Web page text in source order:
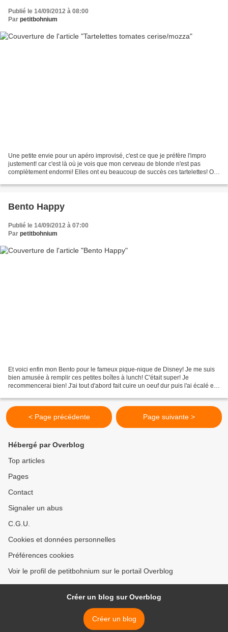
Publié le 14/09/2012 à 08:00
Par petitbohnium
Une petite envie pour un apéro improvisé, c'est ce que je préfère l'impro
justement! car c'est là où je vois que mon cerveau de blonde n'est pas
complètement endormi! Elles ont eu beaucoup de succès ces tartelettes! Oh
Bento Happy
Publié le 14/09/2012 à 07:00
Par petitbohnium
Et voici enfin mon Bento pour le fameux pique-nique de Disney! Je me suis
bien amusée à remplir ces petites boîtes à lunch! C'était super! Je
recommencerai bien! J'ai tout d'abord fait cuire un oeuf dur puis l'ai écalé et
< Page précédente Page suivante >
Hébergé par Overblog
Top articles
Pages
Contact
Signaler un abus
C.G.U.
Cookies et données personnelles
Préférences cookies
Voir le profil de petitbohnium sur le portail Overblog
Créer un blog sur Overblog
Créer un blog